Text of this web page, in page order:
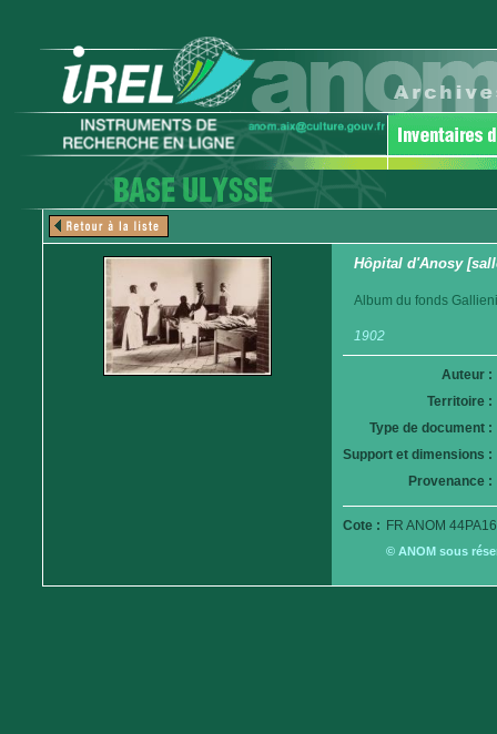
Hôpital d'Anosy
Album du fonds
1902
Auteur :
Territoire :
Type de document :
Support et dimensions :
Provenance :
Cote : FR ANOM
© ANOM sous